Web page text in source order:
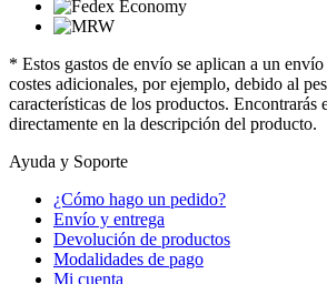
* Estos gastos de envío se aplican a un envío
costes adicionales, por ejemplo, debido al
características de los productos. Encontrarás
directamente en la descripción del producto.
Ayuda y Soporte
¿Cómo hago un pedido?
Envío y entrega
Devolución de productos
Modalidades de pago
Mi cuenta